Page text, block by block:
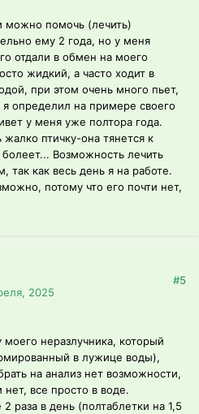
можно помочь (лечить)
ему 2 года, но у меня
отдали в обмен на моего
жидкий, а часто ходит в
при этом очень много пьет,
определил на примере своего
у меня уже полтора года.
птичку-она тянется к
Возможность лечить
так как весь день я на работе.
потому что его почти нет,
2025
#5
неразлучника, который
в лужице воды),
на анализ нет возможности,
нет, все просто в воде.
раза в день (полтаблетки на 1,5